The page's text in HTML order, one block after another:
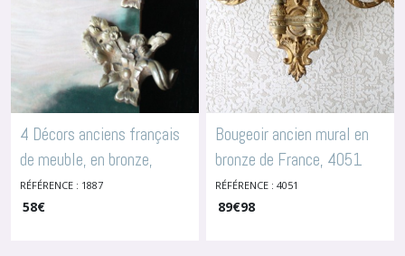
4 Décors anciens français
de meuble, en bronze,
1887-Enjoliveurs
RÉFÉRENCE : 1887
58€
Bougeoir ancien mural en
bronze de France, 4051
-Enjoliveurs
RÉFÉRENCE : 4051
89€98